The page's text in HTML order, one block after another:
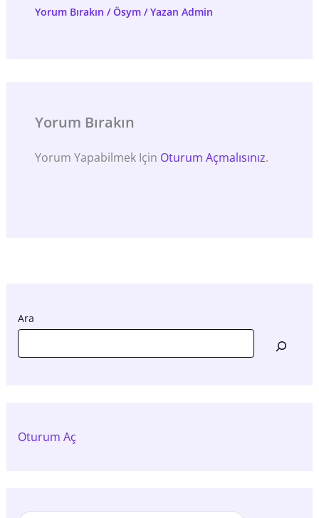
Yorum Bırakın /Ösym/ Yazan Admin
Yorum Bırakın
Yorum Yapabilmek Için Oturum Açmalısınız.
Ara
Oturum Aç